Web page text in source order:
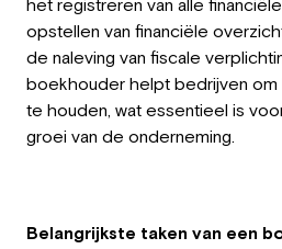
het registreren van alle
opstellen van financiële
de naleving van fiscale
boekhouder helpt bedrijven om
te houden, wat essentieel is
groei van de onderneming.
Belangrijkste taken van een